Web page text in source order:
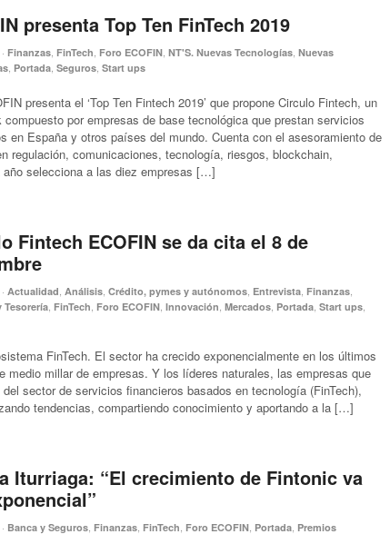
presenta Top Ten FinTech 2019
· Finanzas FinTech Foro ECOFIN NT'S. Nuevas Tecnologías Nuevas
Portada Seguros Start ups
presenta el ‘Top Ten Fintech 2019’ que propone Circulo Fintech, un
compuesto por empresas de base tecnológica que prestan servicios
en España y otros países del mundo. Cuenta con el asesoramiento de
regulación, comunicaciones, tecnología, riesgos, blockchain,
selecciona a las diez empresas […]
Fintech ECOFIN se da cita el 8 de
· Actualidad Análisis Crédito, pymes y autónomos Entrevista Finanzas
Tesorería FinTech Foro ECOFIN Innovación Mercados Portada Start ups
FinTech. El sector ha crecido exponencialmente en los últimos
medio millar de empresas. Y los líderes naturales, las empresas que
sector de servicios financieros basados en tecnología (FinTech),
tendencias, compartiendo conocimiento y aportando a la […]
Iturriaga: “El crecimiento de Fintonic va
· Banca y Seguros Finanzas FinTech Foro ECOFIN Portada Premios